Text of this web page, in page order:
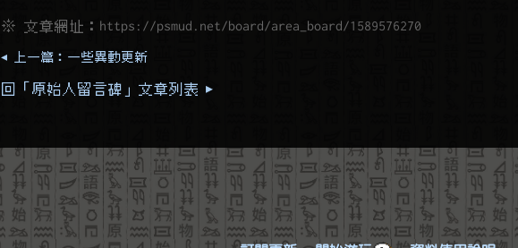
※ 文章網址： https://psmud.net/board/area_board/1589576270
◂ 上一篇：一些異動更新
回「原始人留言碑」文章列表 ▸